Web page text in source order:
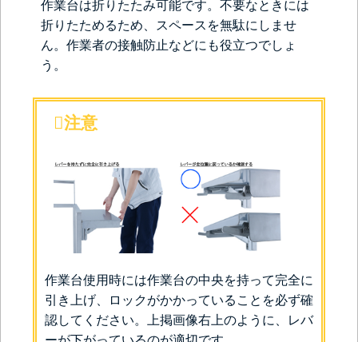
作業台は折りたたみ可能です。不要なときには
折りたためるため、スペースを無駄にしませ
ん。作業者の接触防止などにも役立つでしょ
う。
注意
作業台使用時には作業台の中央を持って完全に
引き上げ、ロックがかかっていることを必ず確
認してください。上掲画像右上のように、レバ